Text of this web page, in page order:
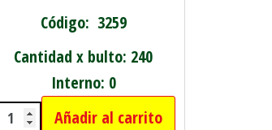
Código: 3259
Cantidad x bulto: 240
Interno: 0
Añadir al carrito